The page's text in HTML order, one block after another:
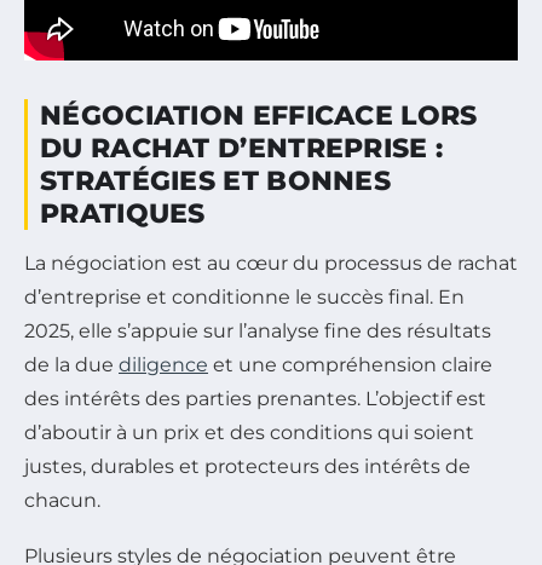
NÉGOCIATION EFFICACE LORS
DU RACHAT D’ENTREPRISE :
STRATÉGIES ET BONNES
PRATIQUES
La négociation est au cœur du processus de rachat
d’entreprise et conditionne le succès final. En
2025, elle s’appuie sur l’analyse fine des résultats
de la due diligence et une compréhension claire
des intérêts des parties prenantes. L’objectif est
d’aboutir à un prix et des conditions qui soient
justes, durables et protecteurs des intérêts de
chacun.
Plusieurs styles de négociation peuvent être